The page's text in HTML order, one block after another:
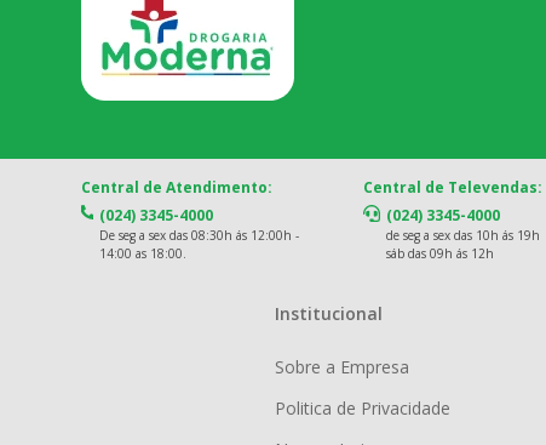
Central de Atendimento:
(024) 3345-4000
De seg a sex das 08:30h ás 12:00h -
14:00 as 18:00.
Central de Televendas:
(024) 3345-4000
de seg a sex das 10h ás 19h
sáb das 09h ás 12h
Institucional
Sobre a Empresa
Politica de Privacidade